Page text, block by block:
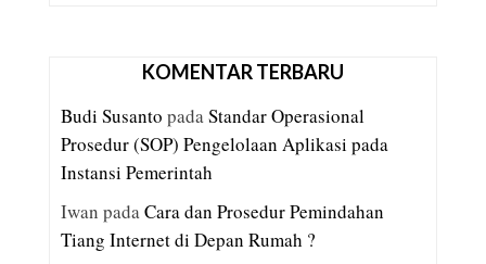
KOMENTAR TERBARU
Budi Susanto padaStandar Operasional
Prosedur (SOP) Pengelolaan Aplikasi pada
Instansi Pemerintah
Iwan padaCara dan Prosedur Pemindahan
Tiang Internet di Depan Rumah ?